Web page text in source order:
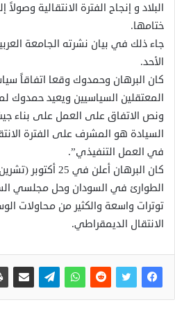
البلاد و إنجاح الفترة الانتقالية
ختامها.
جاء ذلك في بيان نشرته الجامعة
الأحد.
كان البرهان وحمدوك وقعا اتفاقاً
المعتقلين السياسيين ويعيد حمدوك
ونص الاتفاق على العمل على بناء
السيادة هو المشرف على الفترة
في العمل التنفيذي”.
كان البرهان أعلن
الطوارئ في السودان وحل مجلسي
توترات واسعة والكثير من محاولات
الانتقال الديمقراطي.